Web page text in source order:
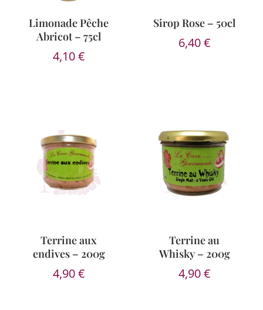
Limonade Pêche
Abricot – 75cl
4,10€
Sirop Rose – 50cl
6,40€
Terrine aux
endives – 200g
4,90€
Terrine au
Whisky – 200g
4,90€